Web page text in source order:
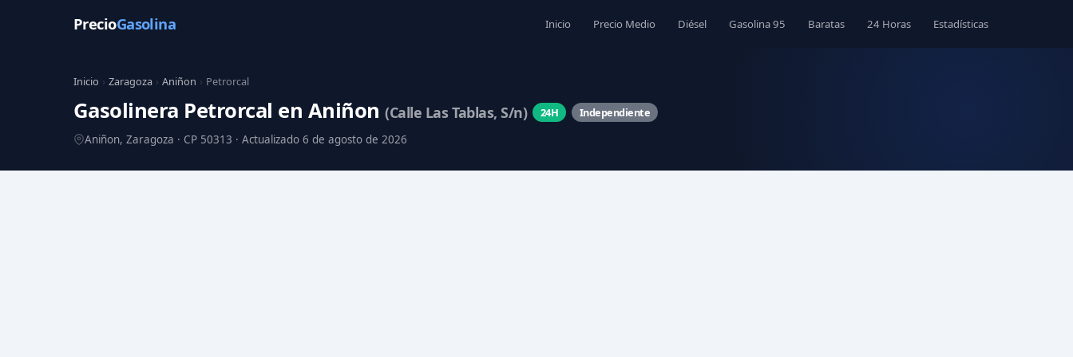
PrecioGasolina Inicio Precio Medio Diésel Gasolina 95 Baratas 24 Horas Estadísticas
Inicio › Zaragoza › Aniñon › Petrorcal
Gasolinera Petrorcal en Aniñon(Calle Las Tablas, S/n) 24H
Independiente
Aniñon, Zaragoza · CP 50313 · Actualizado 6 de agosto de 2026